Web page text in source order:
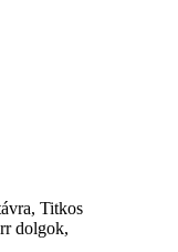
Titkos
dolgok,